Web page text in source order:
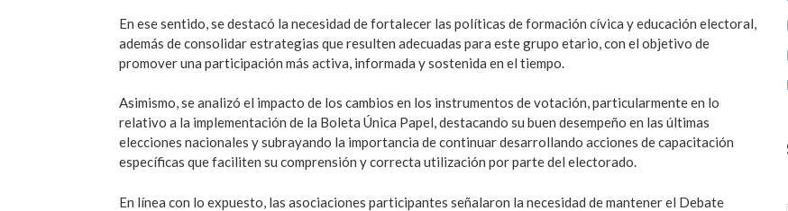
En ese sentido, se destacó la necesidad de fortalecer las políticas de formación cívica y educación electoral,
además de consolidar estrategias que resulten adecuadas para este grupo etario, con el objetivo de
promover una participación más activa, informada y sostenida en el tiempo.
Asimismo, se analizó el impacto de los cambios en los instrumentos de votación, particularmente en lo
relativo a la implementación de la Boleta Única Papel, destacando su buen desempeño en las últimas
elecciones nacionales y subrayando la importancia de continuar desarrollando acciones de capacitación
específicas que faciliten su comprensión y correcta utilización por parte del electorado.
En línea con lo expuesto, las asociaciones participantes señalaron la necesidad de mantener el Debate